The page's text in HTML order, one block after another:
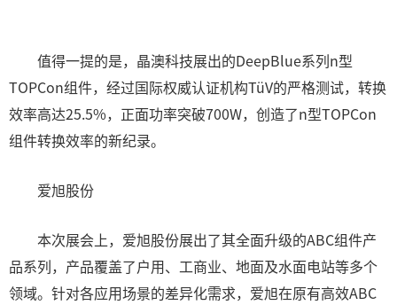
值得一提的是，晶澳科技展出的DeepBlue系列n型
TOPCon组件，经过国际权威认证机构TüV的严格测试，转换
效率高达25.5%，正面功率突破700W，创造了n型TOPCon
组件转换效率的新纪录。
爱旭股份
本次展会上，爱旭股份展出了其全面升级的ABC组件产
品系列，产品覆盖了户用、工商业、地面及水面电站等多个
领域。针对各应用场景的差异化需求，爱旭在原有高效ABC